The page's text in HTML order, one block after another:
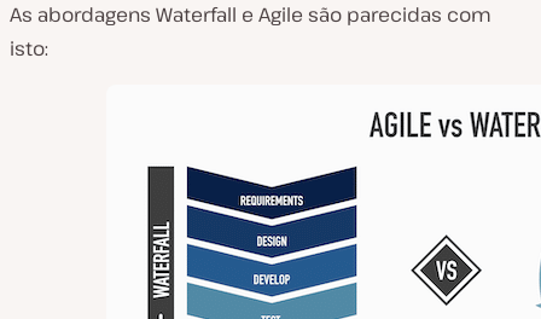
As abordagens Waterfall e Agile são parecidas com
isto: